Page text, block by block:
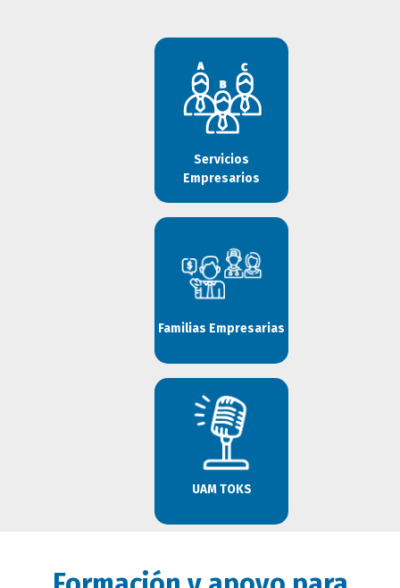
Servicios
Empresarios
Familias Empresarias
UAM TOKS